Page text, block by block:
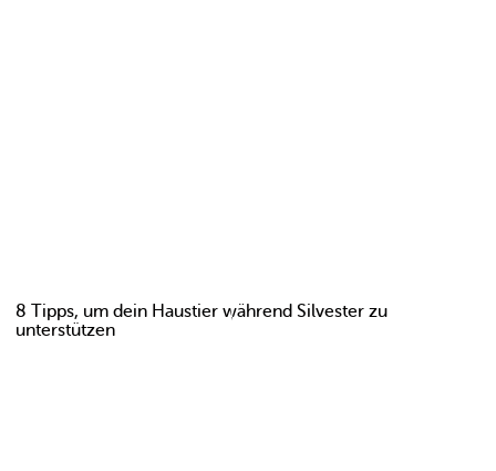
8 Tipps, um dein Haustier während Silvester zu
unterstützen